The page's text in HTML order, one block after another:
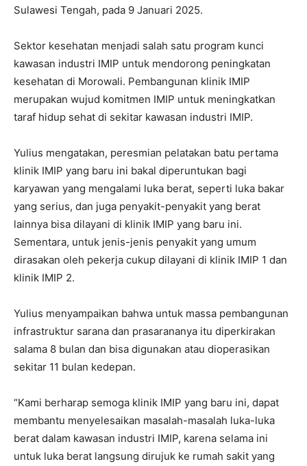
Sulawesi Tengah, pada 9 Januari 2025.
Sektor kesehatan menjadi salah satu program kunci
kawasan industri IMIP untuk mendorong peningkatan
kesehatan di Morowali. Pembangunan klinik IMIP
merupakan wujud komitmen IMIP untuk meningkatkan
taraf hidup sehat di sekitar kawasan industri IMIP.
Yulius mengatakan, peresmian pelatakan batu pertama
klinik IMIP yang baru ini bakal diperuntukan bagi
karyawan yang mengalami luka berat, seperti luka bakar
yang serius, dan juga penyakit-penyakit yang berat
lainnya bisa dilayani di klinik IMIP yang baru ini.
Sementara, untuk jenis-jenis penyakit yang umum
dirasakan oleh pekerja cukup dilayani di klinik IMIP 1 dan
klinik IMIP 2.
Yulius menyampaikan bahwa untuk massa pembangunan
infrastruktur sarana dan prasarananya itu diperkirakan
salama 8 bulan dan bisa digunakan atau dioperasikan
sekitar 11 bulan kedepan.
“Kami berharap semoga klinik IMIP yang baru ini, dapat
membantu menyelesaikan masalah-masalah luka-luka
berat dalam kawasan industri IMIP, karena selama ini
untuk luka berat langsung dirujuk ke rumah sakit yang